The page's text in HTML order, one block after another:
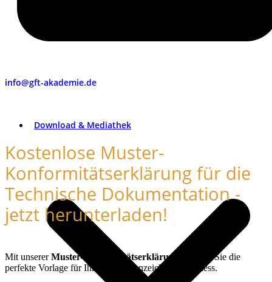
info@gft-akademie.de
Download & Mediathek
Kostenlose Muster-
Konformitätserklärung für die
Technische Dokumentation -
jetzt herunterladen!
Mit unsererMuster-Konformitätserklärung
erhalten Sie die
perfekte Vorlage für Ihren CE-Kennzeichnungsprozess.